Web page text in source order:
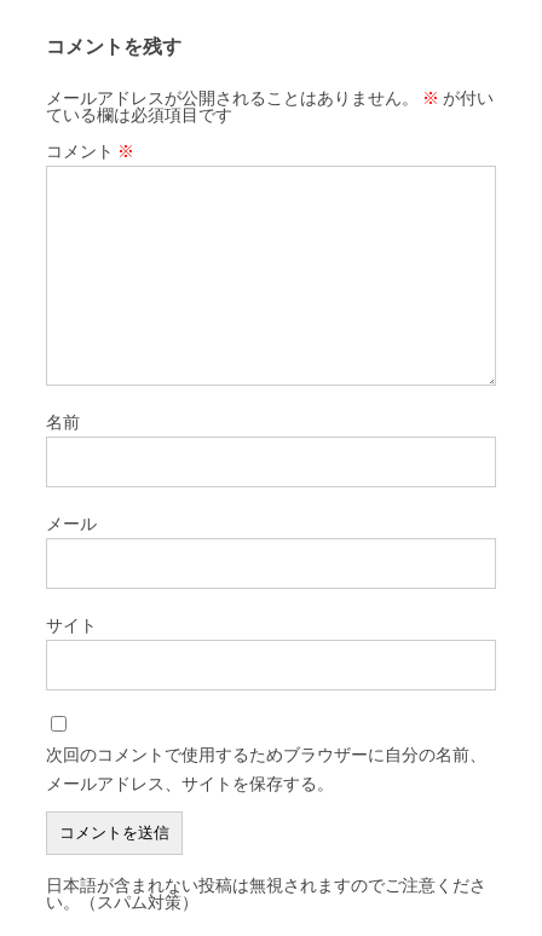
コメントを残す
メールアドレスが公開されることはありません。 ※ が付い
ている欄は必須項目です
コメント ※
名前
メール
サイト
次回のコメントで使用するためブラウザーに自分の名前、
メールアドレス、サイトを保存する。
日本語が含まれない投稿は無視されますのでご注意くださ
い。（スパム対策）